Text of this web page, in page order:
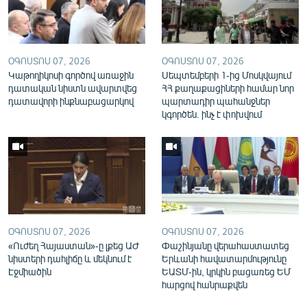
«Ազատության» բոլոր կայքերը
ՕԳՈՍՏՈՍ 07, 2026
Կաթողիկոսի գործով առաջին
դատական նիստն ավարտվեց
դատավորի ինքնաբացարկով
ՕԳՈՍՏՈՍ 07, 2026
Սեպտեմբերի 1-ից Մոսկվայում
ՀՀ քաղաքացիների համար նոր
պարտադիր պահանջներ
կգործեն. ինչ է փոխվում
ՕԳՈՍՏՈՍ 07, 2026
«Ուժեղ Հայաստան»-ը լքեց ԱԺ
նիստերի դահլիճը և մեկնում է
Էջմիածին
ՕԳՈՍՏՈՍ 07, 2026
Փաշինյանը վերահաստատեց
Երևանի հավատարմությունը
ԵԱՏՄ-ին, կրկին բացառեց ԵՄ
հարցով հանրաքվեն